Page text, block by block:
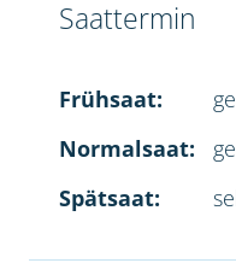
Saattermin
Frühsaat:
Normalsaat:
Spätsaat: